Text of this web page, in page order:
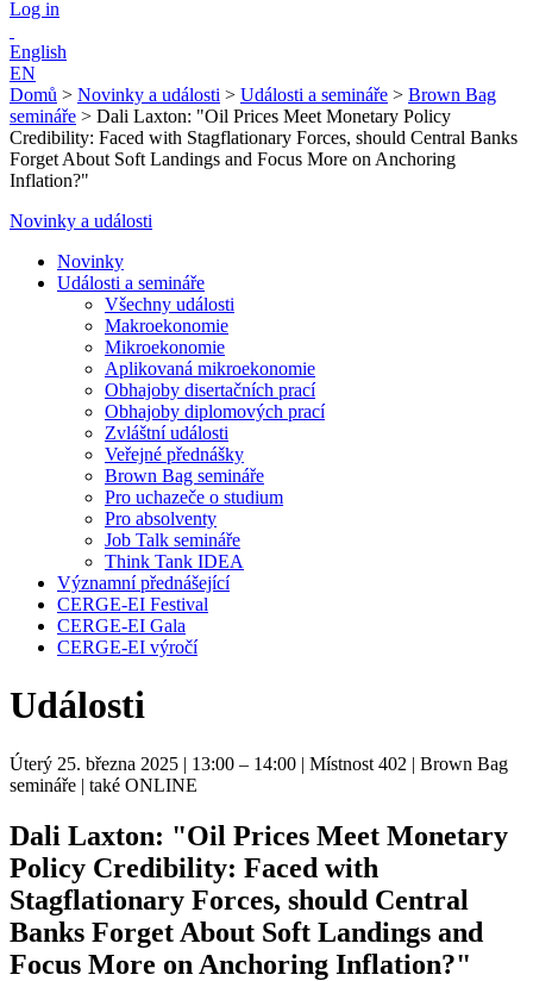
Log in
English
EN
Domů > Novinky a události > Události a semináře > Brown Bag
semináře > Dali Laxton: "Oil Prices Meet Monetary Policy
Credibility: Faced with Stagflationary Forces, should Central Banks
Forget About Soft Landings and Focus More on Anchoring
Inflation?"
Novinky a události
Novinky
Události a semináře
Všechny události
Makroekonomie
Mikroekonomie
Aplikovaná mikroekonomie
Obhajoby disertačních prací
Obhajoby diplomových prací
Zvláštní události
Veřejné přednášky
Brown Bag semináře
Pro uchazeče o studium
Pro absolventy
Job Talk semináře
Think Tank IDEA
Významní přednášející
CERGE-EI Festival
CERGE-EI Gala
CERGE-EI výročí
Události
Úterý 25. března 2025 | 13:00 – 14:00 | Místnost 402 | Brown Bag
semináře | také ONLINE
Dali Laxton: "Oil Prices Meet Monetary
Policy Credibility: Faced with
Stagflationary Forces, should Central
Banks Forget About Soft Landings and
Focus More on Anchoring Inflation?"